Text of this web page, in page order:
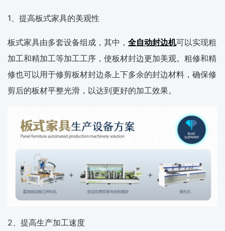
1、提高板式家具的美观性
板式家具由多套设备组成，其中， 全自动封边机可以实现粗
加工和精加工等加工工序，使板材封边更加美观。粗修和精
修也可以用于修剪板材封边条上下多余的封边材料，确保修
剪后的板材平整光滑，以达到更好的加工效果。
2、提高生产加工速度